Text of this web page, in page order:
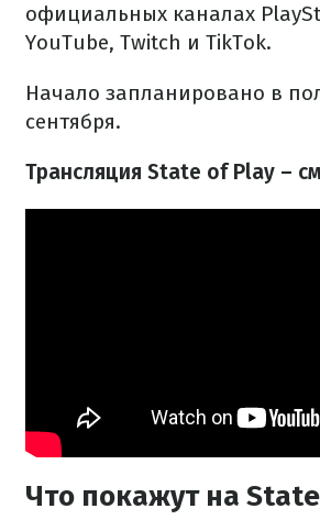
официальных каналах
YouTube, Twitch и TikTok.
Начало запланировано в
сентября.
Трансляция State of Play –
Что покажут на